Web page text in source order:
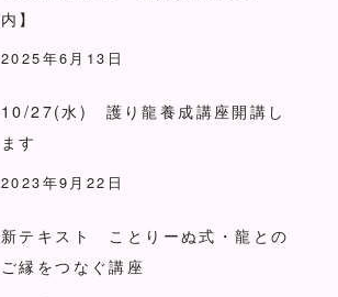
内】
2025年6月13日
10/27(水) 護り龍養成講座開講し
ます
2023年9月22日
新テキスト ことりーぬ式・龍との
ご縁をつなぐ講座